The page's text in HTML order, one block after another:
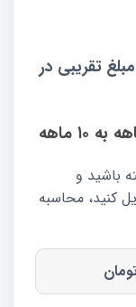
= مبلغ تقریبی در
۱۲ ماهه داشته باشید و
۱۰ ماهه تبدیل کنید، محاسبه